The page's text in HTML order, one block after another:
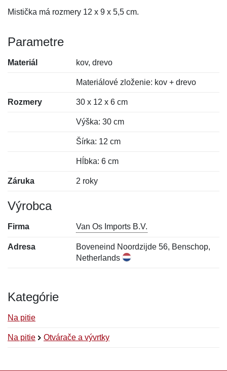
Mistička má rozmery 12 x 9 x 5,5 cm.
Parametre
Materiál kov, drevo
Materiálové zloženie: kov + drevo
Rozmery 30 x 12 x 6 cm
Výška: 30 cm
Šírka: 12 cm
Hĺbka: 6 cm
Záruka 2 roky
Výrobca
Firma Van Os Imports B.V.
Adresa
Boveneind Noordzijde 56, Benschop,
Netherlands
Kategórie
Na pitie
Na pitie Otvárače a vývrtky